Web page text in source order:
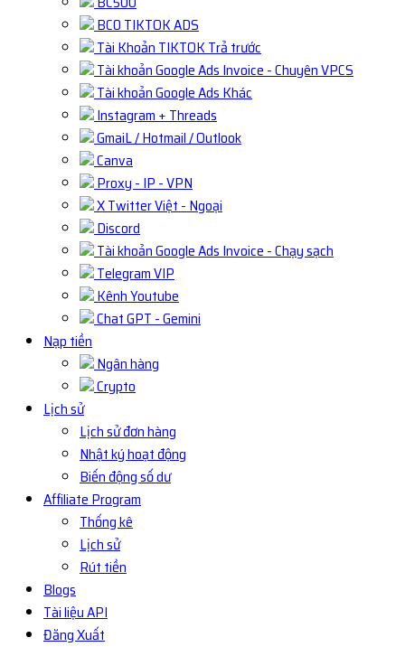
BC0 TIKTOK ADS
Tài Khoản TIKTOK Trả trước
Tài khoản Google Ads Invoice - Chuyên VPCS
Tài khoản Google Ads Khác
Instagram + Threads
GmaiL / Hotmail / Outlook
Canva
Proxy - IP - VPN
X Twitter Việt - Ngoại
Discord
Tài khoản Google Ads Invoice - Chạy sạch
Telegram VIP
Kênh Youtube
Chat GPT - Gemini
Nạp tiền
Ngân hàng
Crypto
Lịch sử
Lịch sử đơn hàng
Nhật ký hoạt động
Biến động số dư
Affiliate Program
Thống kê
Lịch sử
Rút tiền
Blogs
Tài liệu API
Đăng Xuất